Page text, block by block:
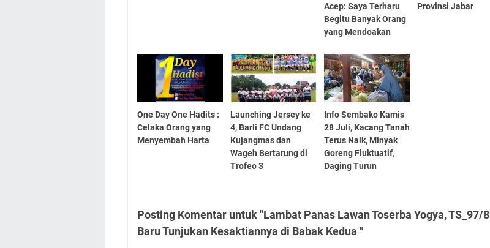
Acep: Saya Terharu
Begitu Banyak Orang
yang Mendoakan
Provinsi Jabar
One Day One Hadits :
Celaka Orang yang
Menyembah Harta
Launching Jersey ke
4, Barli FC Undang
Kujangmas dan
Wageh Bertarung di
Trofeo 3
Info Sembako Kamis
28 Juli, Kacang Tanah
Terus Naik, Minyak
Goreng Fluktuatif,
Daging Turun
Posting Komentar untuk "Lambat Panas Lawan Toserba Yogya, TS_97/8
Baru Tunjukan Kesaktiannya di Babak Kedua "